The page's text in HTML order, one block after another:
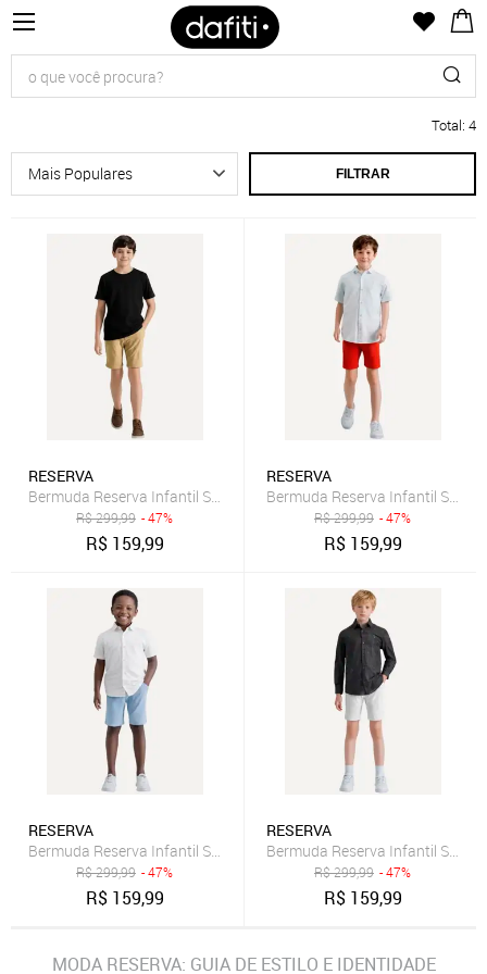
Total: 4
FILTRAR
RESERVA
Bermuda Reserva Infantil Sarja alfaiataria Caqui Médio
R$299,99 - 47%
R$ 159,99
RESERVA
Bermuda Reserva Infantil Sarja
R$299,99 - 47%
R$ 159,99
RESERVA
Bermuda Reserva Infantil Sarja Alfaiataria Azul Claro
R$299,99 - 47%
R$ 159,99
RESERVA
Bermuda Reserva Infantil Sarja
R$299,99 - 47%
R$ 159,99
MODA RESERVA: GUIA DE ESTILO E IDENTIDADE